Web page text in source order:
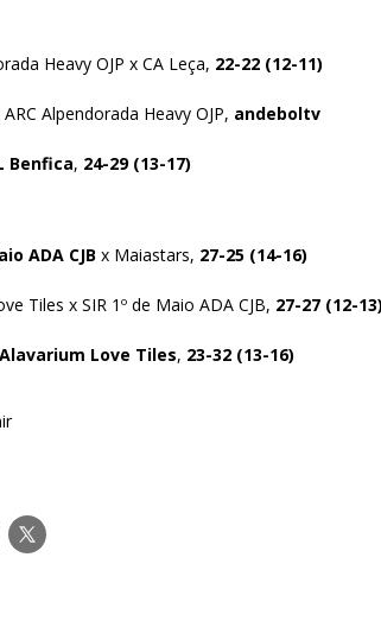
Heavy OJP x CA Leça, 22-22 (12-11)
Alpendorada Heavy OJP, andeboltv
Benfica, 24-29 (13-17)
ADA CJB x Maiastars, 27-25 (14-16)
Tiles x SIR 1º de Maio ADA CJB, 27-27 (12-13)
Alavarium Love Tiles, 23-32 (13-16)
Siga-
nos